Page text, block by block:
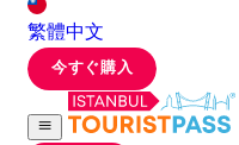
繁體中文
今すぐ購入